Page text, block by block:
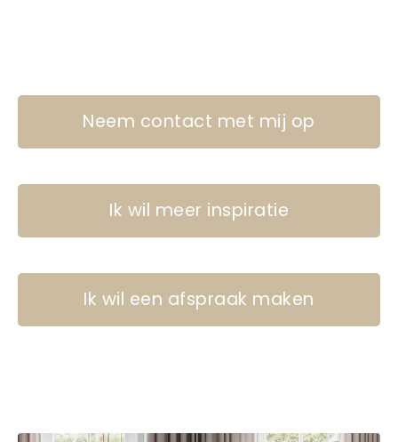
Neem contact met mij op
Ik wil meer inspiratie
Ik wil een afspraak maken